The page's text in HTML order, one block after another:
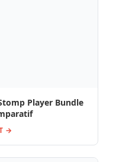
Player Bundle
→